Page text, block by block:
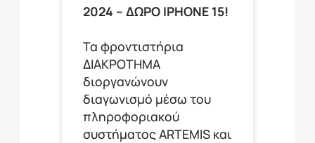
2024 – ΔΩΡΟ IPHONE 15!
Τα φροντιστήρια
ΔΙΑΚΡΟΤΗΜΑ
διοργανώνουν
διαγωνισμό μέσω του
πληροφοριακού
συστήματος ARTEMIS και